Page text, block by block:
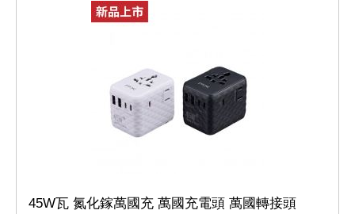
45W瓦 氮化鎵萬國充 萬國充電頭 萬國轉接頭